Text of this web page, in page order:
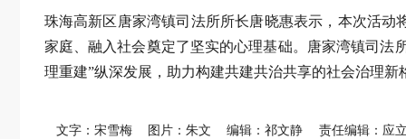
珠海高新区唐家湾镇司法所所长唐晓惠表示，本次活
家庭、融入社会奠定了坚实的心理基础。唐家湾镇司法
理重建”纵深发展，助力构建共建共治共享的社会治理新
文字：宋雪梅 图片：朱文 编辑：祁文静 责任编辑：应